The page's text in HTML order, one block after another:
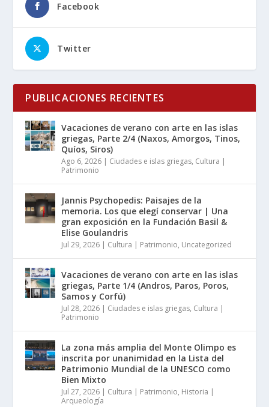
Facebook
Twitter
PUBLICACIONES RECIENTES
Vacaciones de verano con arte en las islas
griegas, Parte 2/4 (Naxos, Amorgos, Tinos,
Quíos, Siros)
Ago 6, 2026 | Ciudades e islas griegas, Cultura |
Patrimonio
Jannis Psychopedis: Paisajes de la
memoria. Los que elegí conservar | Una
gran exposición en la Fundación Basil &
Elise Goulandris
Jul 29, 2026 | Cultura | Patrimonio, Uncategorized
Vacaciones de verano con arte en las islas
griegas, Parte 1/4 (Andros, Paros, Poros,
Samos y Corfú)
Jul 28, 2026 | Ciudades e islas griegas, Cultura |
Patrimonio
La zona más amplia del Monte Olimpo es
inscrita por unanimidad en la Lista del
Patrimonio Mundial de la UNESCO como
Bien Mixto
Jul 27, 2026 | Cultura | Patrimonio, Historia |
Arqueología